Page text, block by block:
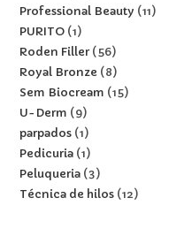
Professional Beauty
11
PURITO 1
Roden Filler 56
Royal Bronze
8
Sem Biocream
15
U-Derm
9
parpados 1
Pedicuria 1
Peluqueria 3
Técnica de hilos 12